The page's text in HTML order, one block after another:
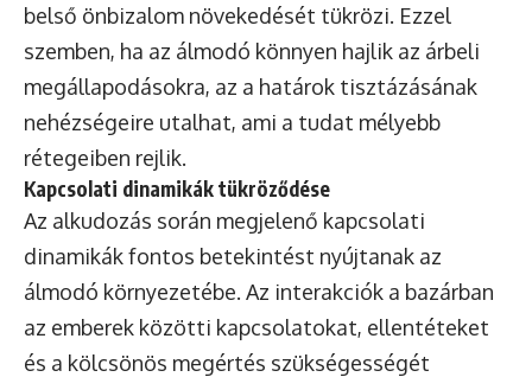
belső önbizalom növekedését tükrözi. Ezzel
szemben, ha az álmodó könnyen hajlik az árbeli
megállapodásokra, az a határok tisztázásának
nehézségeire utalhat, ami a tudat mélyebb
rétegeiben rejlik.
Kapcsolati dinamikák tükröződése
Az alkudozás során megjelenő kapcsolati
dinamikák fontos betekintést nyújtanak az
álmodó környezetébe. Az interakciók a bazárban
az emberek közötti kapcsolatokat, ellentéteket
és a kölcsönös megértés szükségességét